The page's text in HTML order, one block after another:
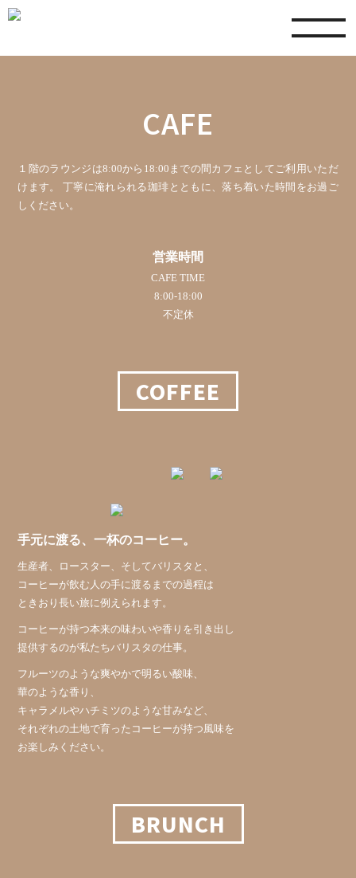
navigation
CAFE
１階のラウンジは8:00から18:00までの間カフェとしてご利用いただ
けます。
丁寧に淹れられる珈琲とともに、落ち着いた時間をお過ご
しください。
営業時間
CAFE TIME
8:00-18:00
不定休
COFFEE
手元に渡る、一杯のコーヒー。
生産者、ロースター、そしてバリスタと、
コーヒーが飲む人の手に渡るまでの過程は
ときおり長い旅に例えられます。
コーヒーが持つ本来の味わいや香りを引き出し
提供するのが私たちバリスタの仕事。
フルーツのような爽やかで明るい酸味、
華のような香り、
キャラメルやハチミツのような甘みなど、
それぞれの土地で育ったコーヒーが持つ風味を
お楽しみください。
BRUNCH